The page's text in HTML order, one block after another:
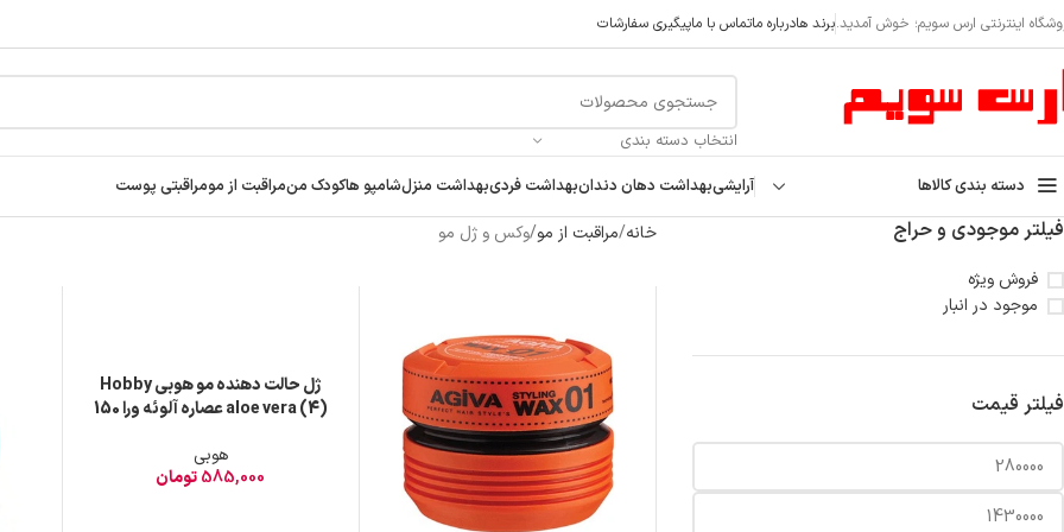
اینترنتی ارس سویم؛ خوش آمدید.برند هادرباره ماتماس با ماپیگیری سفارشات
انتخاب دسته بندی
دسته بندی کالاها آرایشیبهداشت دهان دندانبهداشت فردیبهداشت منزلشامپو هاکودک منمراقبت از مومراقبتی پوست
فیلتر موجودی و حراج
فروش ویژه
موجود در انبار
فیلتر قیمت
خانه مراقبت از مو وکس و ژل مو
ژل حالت دهنده مو هوبی Hobby
aloe vera (4) عصاره آلوئه ورا 150
هوبی
585,000تومان